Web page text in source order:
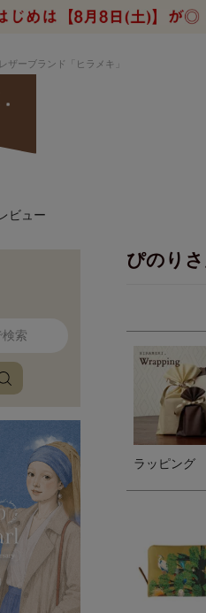
ザーブランド「ヒラメキ」
バッグ
シーナリーオブザ
イタリアンレザー
アートレザーバッ
キャンバス
ナルデザインま
さが楽しめるナ
ビュー
ぴのり
ラッピング